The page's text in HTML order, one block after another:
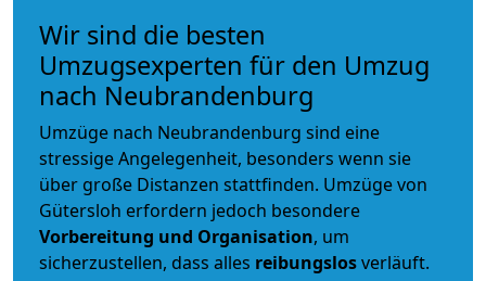
Wir sind die besten
Umzugsexperten für den Umzug
nach Neubrandenburg
Umzüge nach Neubrandenburg sind eine
stressige Angelegenheit, besonders wenn sie
über große Distanzen stattfinden. Umzüge von
Gütersloh erfordern jedoch besondere
Vorbereitung und Organisation, um
sicherzustellen, dass alles reibungslosverläuft.